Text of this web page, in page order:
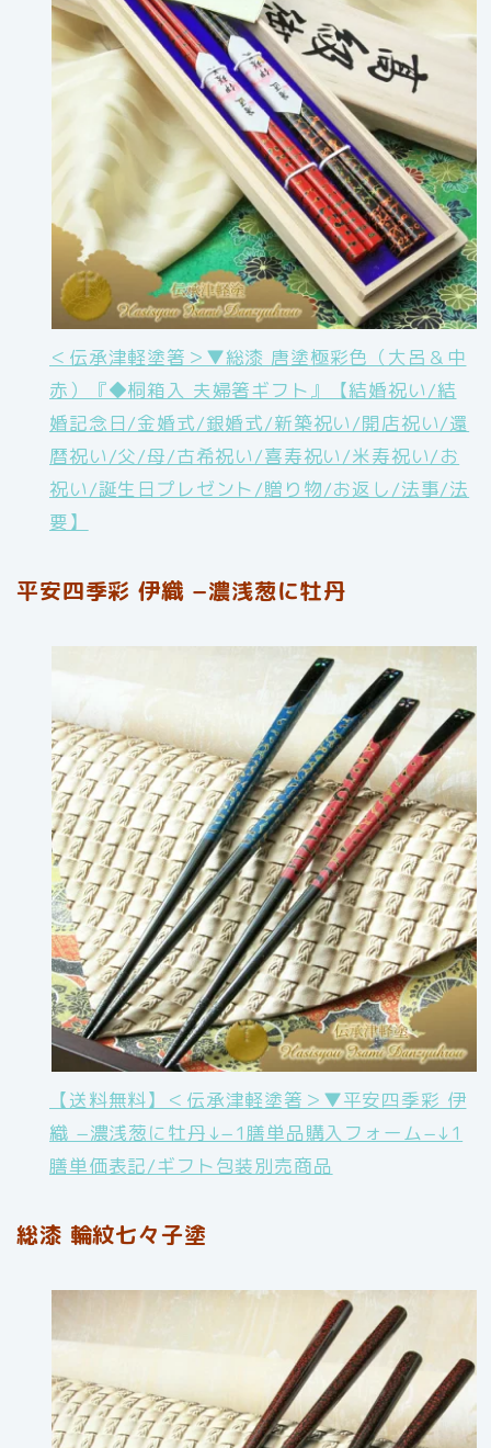
＜伝承津軽塗箸＞▼総漆 唐塗極彩色（大呂＆中
赤）『◆桐箱入 夫婦箸ギフト』【結婚祝い/結
婚記念日/金婚式/銀婚式/新築祝い/開店祝い/還
暦祝い/父/母/古希祝い/喜寿祝い/米寿祝い/お
祝い/誕生日プレゼント/贈り物/お返し/法事/法
要】
平安四季彩 伊織 −濃浅葱に牡丹
【送料無料】＜伝承津軽塗箸＞▼平安四季彩 伊
織 −濃浅葱に牡丹↓−1膳単品購入フォーム−↓1
膳単価表記/ギフト包装別売商品
総漆 輪紋七々子塗